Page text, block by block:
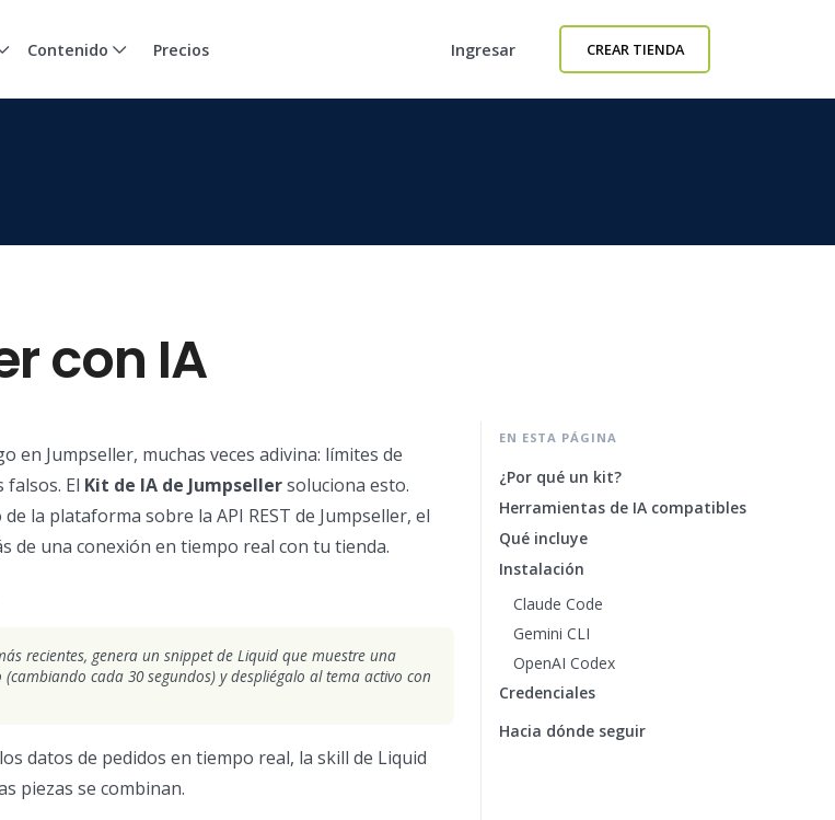
Contenido Precios Ingresar CREAR TIENDA
con IA
en Jumpseller, muchas veces adivina: límites de
El Kit de IA de Jumpsellersoluciona esto.
la plataforma sobre la API REST de Jumpseller, el
de una conexión en tiempo real con tu tienda.
recientes, genera un snippet de Liquid que muestre una
cada 30 segundos) y despliégalo al tema activo con
datos de pedidos en tiempo real, la skill de Liquid
piezas se combinan.
EN ESTA PÁGINA
¿Por qué un kit?
Herramientas de IA compatibles
Qué incluye
Instalación
Claude Code
Gemini CLI
OpenAI Codex
Credenciales
Hacia dónde seguir